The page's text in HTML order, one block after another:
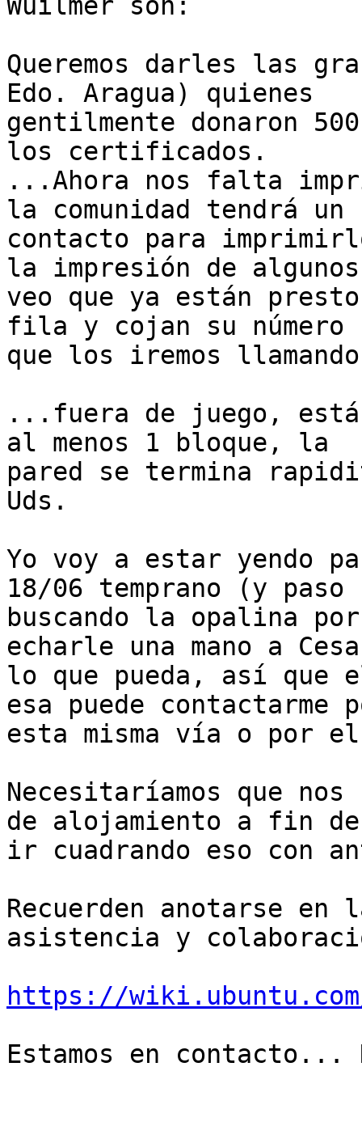
Wuilmer son:
Queremos darles las
Edo. Aragua) quienes
gentilmente donaron
los certificados.
...Ahora nos falta
la comunidad tendrá un
contacto para
la impresión de
veo que ya están
fila y cojan su número
que los iremos
...fuera de juego, está
al menos 1 bloque, la
pared se termina
Uds.
Yo voy a estar yendo
18/06 temprano (y paso
buscando la opalina
echarle una mano a
lo que pueda, así que
esa puede contactarme
esta misma vía o por
Necesitaríamos que
de alojamiento a fin de
ir cuadrando eso con
Recuerden anotarse
asistencia y
https://wiki.ubuntu.com/
Estamos en contacto...